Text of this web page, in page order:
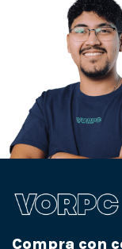
Compra con